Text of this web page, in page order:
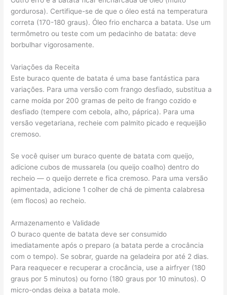
gordurosa). Certifique-se de que o óleo está na temperatura
correta (170-180 graus). Óleo frio encharca a batata. Use um
termômetro ou teste com um pedacinho de batata: deve
borbulhar vigorosamente.
Variações da Receita
Este buraco quente de batata é uma base fantástica para
variações. Para uma versão com frango desfiado, substitua a
carne moída por 200 gramas de peito de frango cozido e
desfiado (tempere com cebola, alho, páprica). Para uma
versão vegetariana, recheie com palmito picado e requeijão
cremoso.
Se você quiser um buraco quente de batata com queijo,
adicione cubos de mussarela (ou queijo coalho) dentro do
recheio — o queijo derrete e fica cremoso. Para uma versão
apimentada, adicione 1 colher de chá de pimenta calabresa
(em flocos) ao recheio.
Armazenamento e Validade
O buraco quente de batata deve ser consumido
imediatamente após o preparo (a batata perde a crocância
com o tempo). Se sobrar, guarde na geladeira por até 2 dias.
Para reaquecer e recuperar a crocância, use a airfryer (180
graus por 5 minutos) ou forno (180 graus por 10 minutos). O
micro-ondas deixa a batata mole.